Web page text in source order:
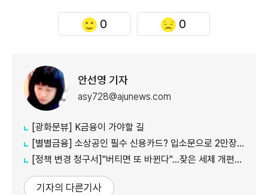
0 0
안선영 기자
asy728@ajunews.com
[광화문뷰] K금융이 가야할 길
[별별금융] 소상공인 필수 신용카드? 입소문으로 2만장 발급
[정책 변경 청구서]"버티면 또 바뀐다"…잦은 세제 개편이 키운 '학습 효과'
기자의 다른기사